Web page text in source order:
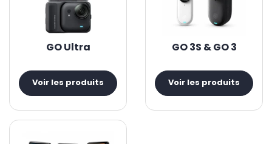
GO Ultra
Voir les produits
GO 3S & GO 3
Voir les produits